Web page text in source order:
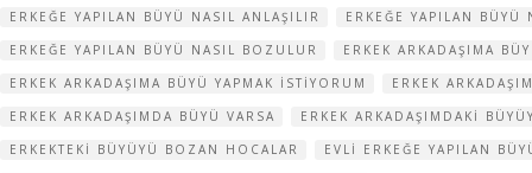
ERKEĞE YAPILAN BÜYÜ NASIL ANLAŞILIR
ERKEĞE YAPILAN
ERKEĞE YAPILAN BÜYÜ NASIL BOZULUR
ERKEK ARKADAŞIMA
ERKEK ARKADAŞIMA BÜYÜ YAPMAK ISTIYORUM
ERKEK
ERKEK ARKADAŞIMDA BÜYÜ VARSA
ERKEK ARKADAŞIMDAKI
ERKEKTEKI BÜYÜYÜ BOZAN HOCALAR
EVLI ERKEĞE YAPILAN